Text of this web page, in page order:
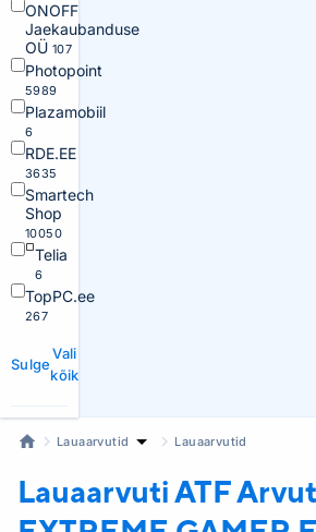
ONOFF
Jaekaubanduse
OÜ 107
Photopoint
5989
Plazamobiil
6
RDE.EE
3635
Smartech
Shop
10050
Telia
6
TopPC.ee
267
Sulge
Vali
kõik
Lauaarvutid Lauaarvutid
Lauaarvuti ATF